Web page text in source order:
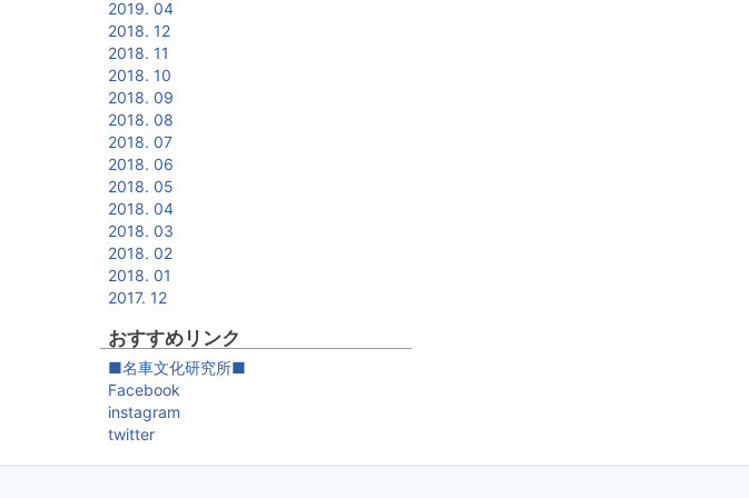
2019. 04
2018. 12
2018. 11
2018. 10
2018. 09
2018. 08
2018. 07
2018. 06
2018. 05
2018. 04
2018. 03
2018. 02
2018. 01
2017. 12
おすすめリンク
■名車文化研究所■
Facebook
instagram
twitter